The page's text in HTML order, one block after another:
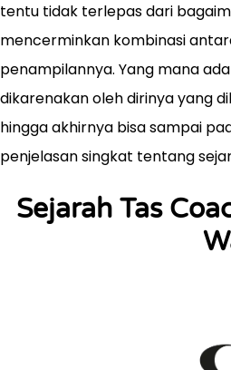
tentu tidak terlepas dari
mencerminkan kombinasi
penampilannya. Yang mana
dikarenakan oleh dirinya yang
hingga akhirnya bisa sampai
penjelasan singkat tentang
Sejarah Tas